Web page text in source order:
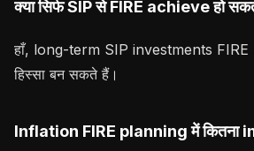
क्या सिर्फ SIP से FIRE achieve हो
हाँ, long-term SIP investments FIRE
हिस्सा बन सकते हैं।
Inflation FIRE planning में कितना